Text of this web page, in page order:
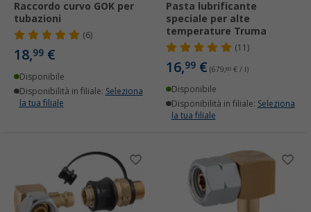
Raccordo curvo GOK per
tubazioni
(6)
18,99 €
Disponibile
Disponibilità in filiale: Seleziona
la tua filiale
Pasta lubrificante
speciale per alte
temperature Truma
(11)
16,99 € (679,60 € / l)
Disponibile
Disponibilità in filiale: Seleziona
la tua filiale